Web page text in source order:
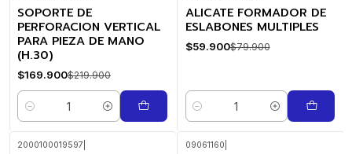
-23%
OFF
SOPORTE DE
PERFORACION VERTICAL
PARA PIEZA DE MANO
(H.30)
$169.900$219.900
Cantidad
-25%
OFF
ALICATE FORMADOR DE
ESLABONES MULTIPLES
$59.900$79.900
Cantidad
2000100019597 09061160